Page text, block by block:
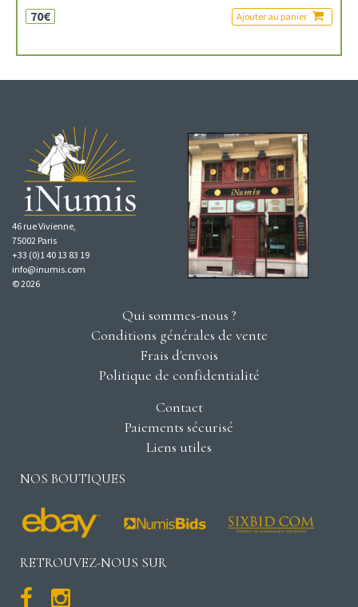
70€ Ajouter au panier
46 rue Vivienne,
75002 Paris
+33 (0)1 40 13 83 19
info@inumis.com
© 2026
Qui sommes-nous ?
Conditions générales de vente
Frais d'envois
Politique de confidentialité
Contact
Paiements sécurisé
Liens utiles
NOS BOUTIQUES
RETROUVEZ-NOUS SUR